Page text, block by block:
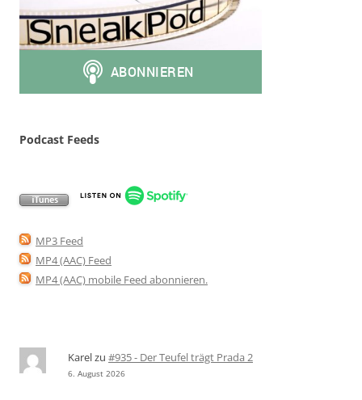
Podcast Feeds
MP3 Feed
MP4 (AAC) Feed
MP4 (AAC) mobile Feed abonnieren.
Karelzu #935 - Der Teufel trägt Prada 2
6. August 2026